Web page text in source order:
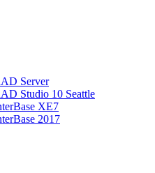
Server
Studio 10 Seattle
XE7
2017